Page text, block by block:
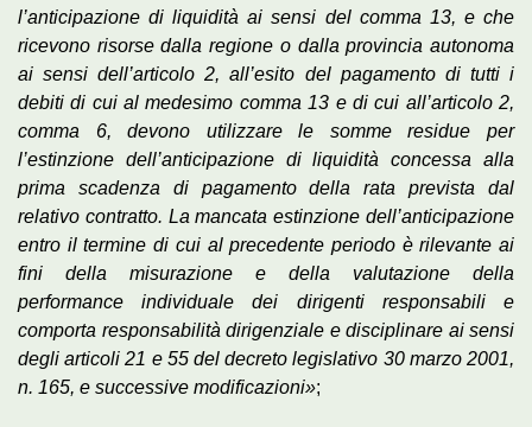
l’anticipazione di liquidità ai sensi del comma 13, e che
ricevono risorse dalla regione o dalla provincia autonoma
ai sensi dell’articolo 2, all’esito del pagamento di tutti i
debiti di cui al medesimo comma 13 e di cui all’articolo 2,
comma 6, devono utilizzare le somme residue per
l’estinzione dell’anticipazione di liquidità concessa alla
prima scadenza di pagamento della rata prevista dal
relativo contratto. La mancata estinzione dell’anticipazione
entro il termine di cui al precedente periodo è rilevante ai
fini della misurazione e della valutazione della
performance individuale dei dirigenti responsabili e
comporta responsabilità dirigenziale e disciplinare ai sensi
degli articoli 21 e 55 del decreto legislativo 30 marzo 2001,
n. 165, e successive modificazioni»;